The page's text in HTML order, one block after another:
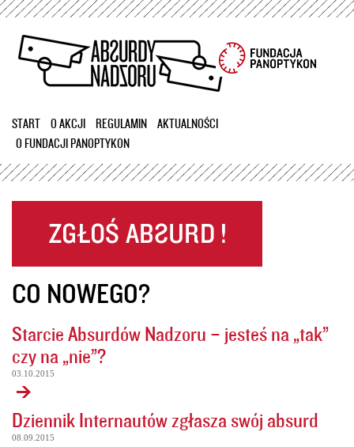
Przejdź
treści
START O AKCJI REGULAMIN
AKTUALNOŚCI
O FUNDACJI PANOPTYKON
CO NOWEGO?
Starcie Absurdów Nadzoru – jesteś na „tak”
czy na „nie”?
03.10.2015
Dziennik Internautów zgłasza swój absurd
08.09.2015